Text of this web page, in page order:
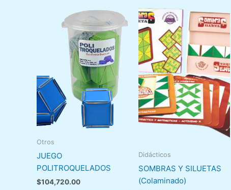
Otros
JUEGO
POLITROQUELADOS
$104,720.00
Didácticos
SOMBRAS Y SILUETAS
(Colaminado)